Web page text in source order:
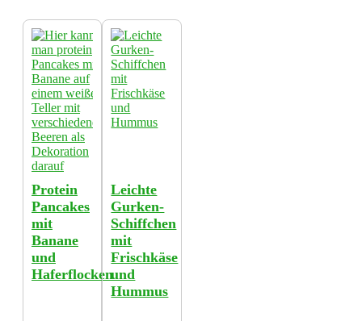
Protein
Pancakes
mit
Banane
und
Haferflocken
Leichte
Gurken-
Schiffchen
mit
Frischkäse
und
Hummus